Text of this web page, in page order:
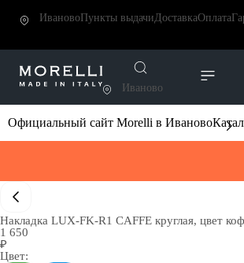
ИвановоПункты выдачиДоставкаОплата
Иваново
Официальный сайт Morelli в Иваново
Накладка LUX-FK-R1 CAFFE круглая, цвет
1 650
₽
Цвет: